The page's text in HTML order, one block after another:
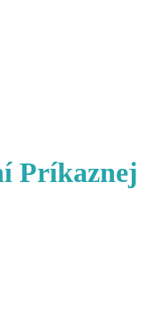
Príkaznej